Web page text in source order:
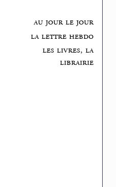
au jour le jour
la lettre hebdo
les livres, la
librairie